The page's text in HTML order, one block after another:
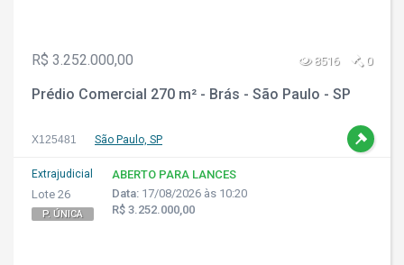
R$ 3.252.000,00 8516 0
Prédio Comercial 270 m² - Brás - São Paulo - SP
X125481 São Paulo, SP
Extrajudicial
Lote 26
P. ÚNICA
ABERTO PARA LANCES
Data: 17/08/2026 às 10:20
R$ 3.252.000,00